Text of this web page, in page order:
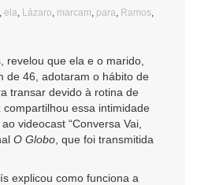
ela Lázaro marcam para Ramos
revelou que ela e o marido,
de 46, adotaram o hábito de
transar devido à rotina de
essa intimidade
videocast “Conversa Vai,
O Globo , que foi transmitida
explicou como funciona a